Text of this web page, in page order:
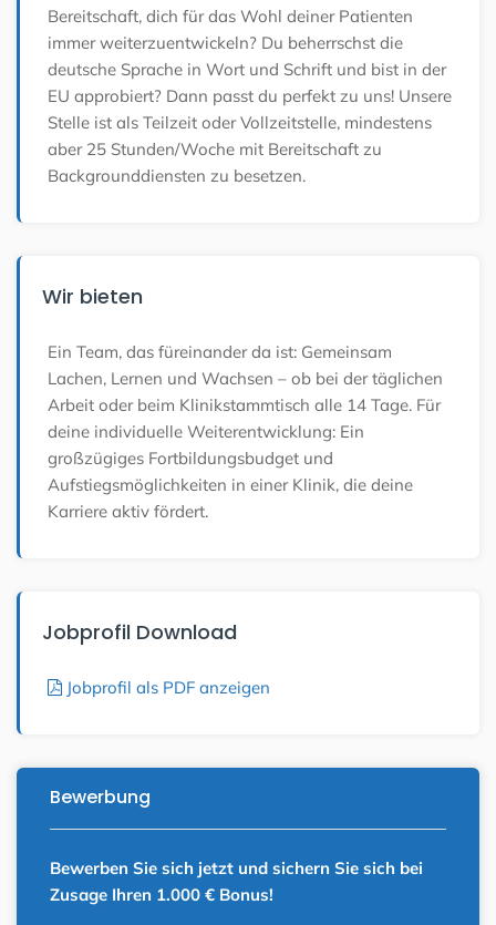
Bereitschaft, dich für das Wohl deiner Patienten
immer weiterzuentwickeln? Du beherrschst die
deutsche Sprache in Wort und Schrift und bist in der
EU approbiert? Dann passt du perfekt zu uns! Unsere
Stelle ist als Teilzeit oder Vollzeitstelle, mindestens
aber 25 Stunden/Woche mit Bereitschaft zu
Backgrounddiensten zu besetzen.
Wir bieten
Ein Team, das füreinander da ist: Gemeinsam
Lachen, Lernen und Wachsen – ob bei der täglichen
Arbeit oder beim Klinikstammtisch alle 14 Tage. Für
deine individuelle Weiterentwicklung: Ein
großzügiges Fortbildungsbudget und
Aufstiegsmöglichkeiten in einer Klinik, die deine
Karriere aktiv fördert.
Jobprofil Download
Jobprofil als PDF anzeigen
Bewerbung
Bewerben Sie sich jetzt und sichern Sie sich bei
Zusage Ihren 1.000 € Bonus!